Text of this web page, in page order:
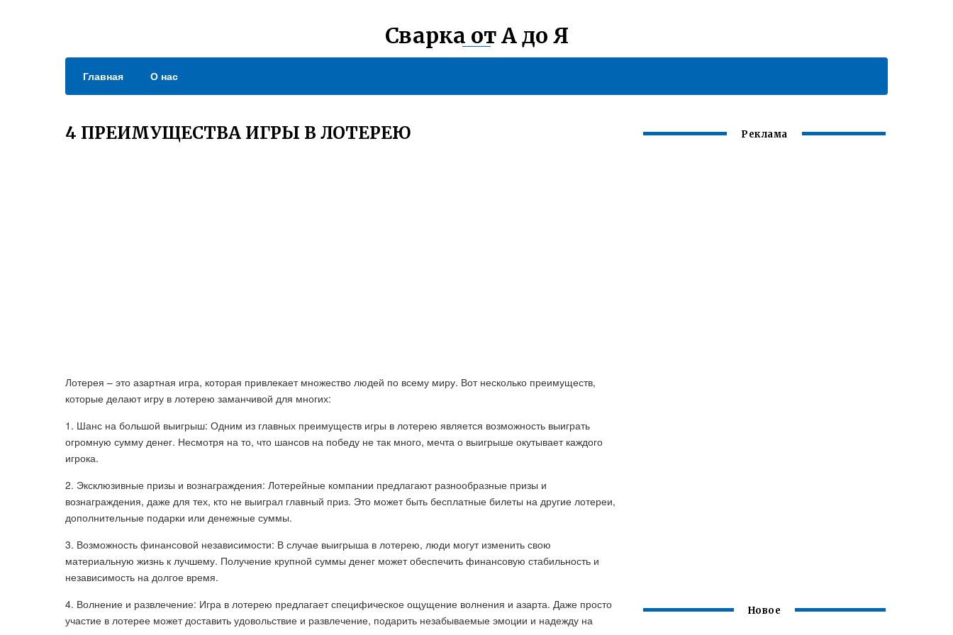
Сварка от А до Я
Главная О нас
4 ПРЕИМУЩЕСТВА ИГРЫ В ЛОТЕРЕЮ
Лотерея – это азартная игра, которая привлекает множество людей по всему миру. Вот несколько преимуществ,
которые делают игру в лотерею заманчивой для многих:
1. Шанс на большой выигрыш: Одним из главных преимуществ игры в лотерею является возможность выиграть
огромную сумму денег. Несмотря на то, что шансов на победу не так много, мечта о выигрыше окутывает каждого
игрока.
2. Эксклюзивные призы и вознаграждения: Лотерейные компании предлагают разнообразные призы и
вознаграждения, даже для тех, кто не выиграл главный приз. Это может быть бесплатные билеты на другие лотереи,
дополнительные подарки или денежные суммы.
3. Возможность финансовой независимости: В случае выигрыша в лотерею, люди могут изменить свою
материальную жизнь к лучшему. Получение крупной суммы денег может обеспечить финансовую стабильность и
независимость на долгое время.
4. Волнение и развлечение: Игра в лотерею предлагает специфическое ощущение волнения и азарта. Даже просто
участие в лотерее может доставить удовольствие и развлечение, подарить незабываемые эмоции и надежду на
Реклама
Новое